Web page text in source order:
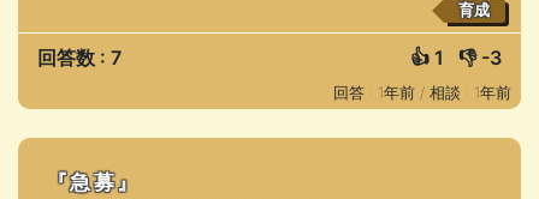
育成
回答数 : 7 👍 1 👎 -3
回答 : 1年前 / 相談 : 1年前
『急募』